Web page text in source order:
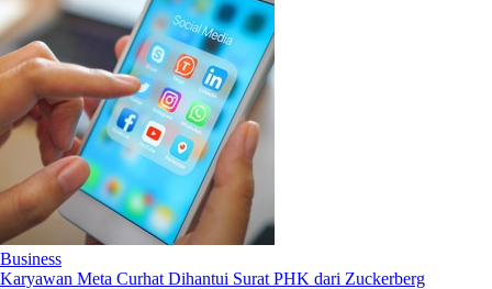
Business
Karyawan Meta Curhat Dihantui Surat PHK dari Zuckerberg